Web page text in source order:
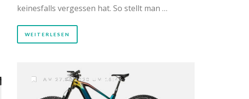
keinesfalls vergessen hat. So stellt man …
WEITERLESEN
AM 27.06.2020 UM 16:46